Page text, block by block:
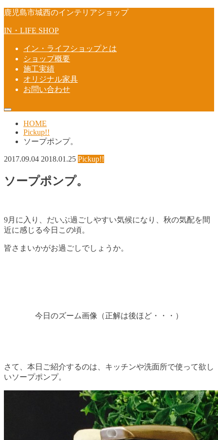
鹿児島市城西のインテリアショップ
IN・LIFE SHOP
イン・ライフショップとは
ショップ概要
施工実績
オリジナル家具
お問い合わせ
HOME
Pickup!!
ソープポンプ。
2017.09.04 2018.01.25 Pickup!!
ソープポンプ。
9月に入り、だいぶ過ごしやすい気候になり、秋の気配を間
近に感じる今日この頃。
皆さまいかがお過ごしでしょうか。
今日のズーム画像 （正解は後ほど・・・）
さて、本日ご紹介するのは、キッチンや洗面所で使って欲し
いソープポンプ。